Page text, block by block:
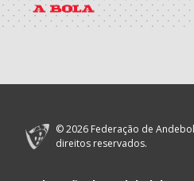
© 2026 Federação de
direitos reservados.